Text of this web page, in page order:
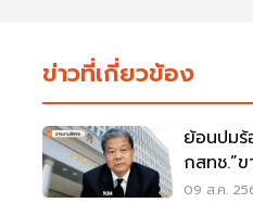
ข่าวที่เกี่ยวข้อง
ย้อนปมร้
กสทช.”
ฟ้อง
09 ส.ค.